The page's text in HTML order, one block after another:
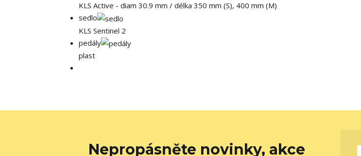
KLS Active - diam 30.9 mm / délka 350 mm (S), 400 mm (M)
sedlo
KLS Sentinel 2
pedály
plast
Nepropásněte novinky, akce